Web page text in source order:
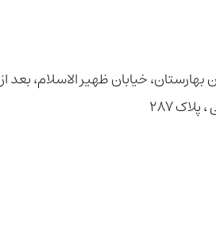
خیابان ظهیر الاسلام، بعد از
۲۸۷